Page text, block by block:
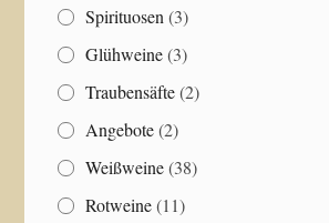
Spirituosen (3)
Glühweine (3)
Traubensäfte (2)
Angebote (2)
Weißweine (38)
Rotweine (11)